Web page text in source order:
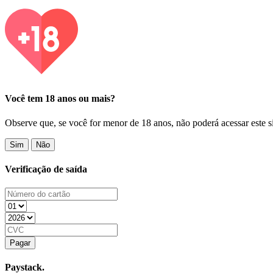
Você tem 18 anos ou mais?
Observe que, se você for menor de 18 anos, não poderá acessar este
Sim Não
Verificação de saída
Pagar
Paystack.